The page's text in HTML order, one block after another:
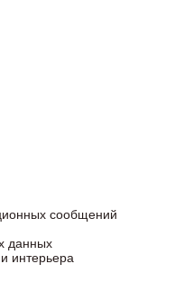
интерьера
сообщений
данных